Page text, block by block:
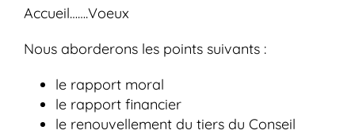
Accueil…….Voeux
Nous aborderons les points suivants :
le rapport moral
le rapport financier
le renouvellement du tiers du Conseil